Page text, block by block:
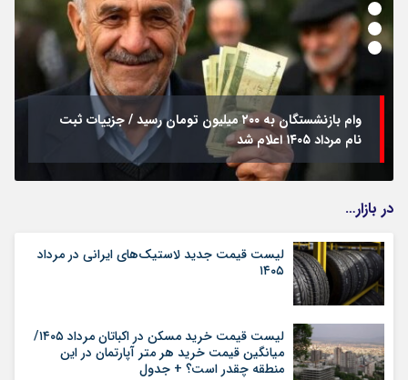
وام بازنشستگان به ۲۰۰ میلیون تومان رسید / جزییات ثبت
نام مرداد ۱۴۰۵ اعلام شد
در بازار…
لیست قیمت جدید لاستیک‌های ایرانی در مرداد
۱۴۰۵
لیست قیمت خرید مسکن در اکباتان مرداد ۱۴۰۵/
میانگین قیمت خرید هر متر آپارتمان در این
منطقه چقدر است؟ + جدول